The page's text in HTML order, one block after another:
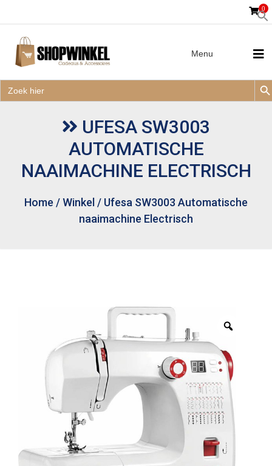
naar:
0
Zoek
naar:
Menu
UFESA SW3003
AUTOMATISCHE
NAAIMACHINE ELECTRISCH
Home /Winkel / Ufesa SW3003 Automatische
naaimachine Electrisch